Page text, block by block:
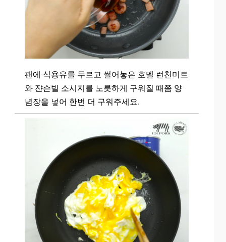
팬에 식용유를 두르고 썰어놓은 호멜 런천미트
와 쟌슨빌 소시지를 노릇하게 구워질 때쯤 양
념장을 넣어 한번 더 구워주세요.